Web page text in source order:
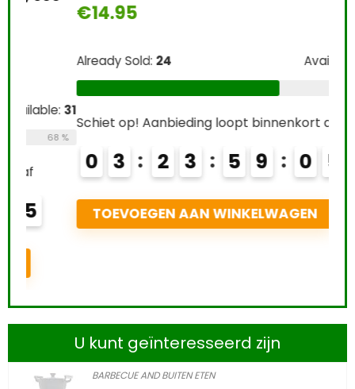
14.95
Already Sold:24 Available:36
Schiet op! Aanbieding loopt binnenkort af
2 3 5 9 0 4
TOEVOEGEN AAN WINKELWAGEN
U kunt geïnteresseerd zijn
BARBECUE AND BUITEN ETEN